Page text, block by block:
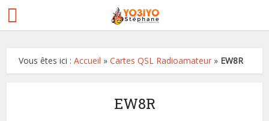
Vous êtes ici :Accueil »Cartes QSL Radioamateur » EW8R
EW8R